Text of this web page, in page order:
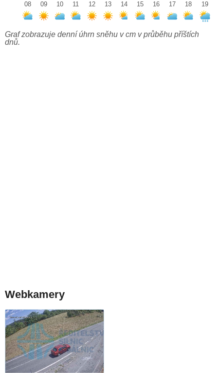
08
09
10
11
12
13
14
15
16
17
18
19
Graf zobrazuje denní úhrn sněhu v cm v průběhu příštích
dnů.
Webkamery